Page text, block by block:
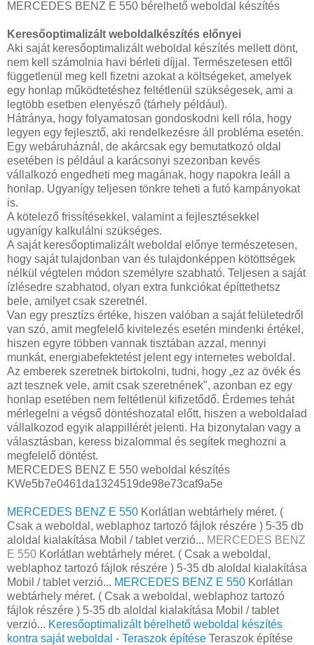
MERCEDES BENZ E 550 bérelhető weboldal készítés
Keresőoptimalizált weboldalkészítés előnyei
Aki saját keresőoptimalizált weboldal készítés mellett dönt,
nem kell számolnia havi bérleti díjjal. Természetesen ettől
függetlenül meg kell fizetni azokat a költségeket, amelyek
egy honlap működtetéshez feltétlenül szükségesek, ami a
legtöbb esetben elenyésző (tárhely például).
Hátránya, hogy folyamatosan gondoskodni kell róla, hogy
legyen egy fejlesztő, aki rendelkezésre áll probléma esetén.
Egy webáruháznál, de akárcsak egy bemutatkozó oldal
esetében is például a karácsonyi szezonban kevés
vállalkozó engedheti meg magának, hogy napokra leáll a
honlap. Ugyanígy teljesen tönkre teheti a futó kampányokat
is.
A kötelező frissítésekkel, valamint a fejlesztésekkel
ugyanígy kalkulálni szükséges.
A saját keresőoptimalizált weboldal előnye természetesen,
hogy saját tulajdonban van és tulajdonképpen kötöttségek
nélkül végtelen módon személyre szabható. Teljesen a saját
ízlésedre szabhatod, olyan extra funkciókat építtethetsz
bele, amilyet csak szeretnél.
Van egy presztízs értéke, hiszen valóban a saját felületedről
van szó, amit megfelelő kivitelezés esetén mindenki értékel,
hiszen egyre többen vannak tisztában azzal, mennyi
munkát, energiabefektetést jelent egy internetes weboldal.
Az emberek szeretnek birtokolni, tudni, hogy „ez az övék és
azt tesznek vele, amit csak szeretnének", azonban ez egy
honlap esetében nem feltétlenül kifizetődő. Érdemes tehát
mérlegelni a végső döntéshozatal előtt, hiszen a weboldalad
vállalkozod egyik alappillérét jelenti. Ha bizonytalan vagy a
választásban, keress bizalommal és segítek meghozni a
megfelelő döntést.
MERCEDES BENZ E 550 weboldal készítés
KWe5b7e0461da1324519de98e73caf9a5e
MERCEDES BENZ E 550 Korlátlan webtárhely méret. (
Csak a weboldal, weblaphoz tartozó fájlok részére ) 5-35 db
aloldal kialakítása Mobil / tablet verzió... MERCEDES BENZ
E 550 Korlátlan webtárhely méret. ( Csak a weboldal,
weblaphoz tartozó fájlok részére ) 5-35 db aloldal kialakítása
Mobil / tablet verzió... MERCEDES BENZ E 550 Korlátlan
webtárhely méret. ( Csak a weboldal, weblaphoz tartozó
fájlok részére ) 5-35 db aloldal kialakítása Mobil / tablet
verzió... Keresőoptimalizált bérelhető weboldal készítés
kontra saját weboldal - Teraszok építése Teraszok építése